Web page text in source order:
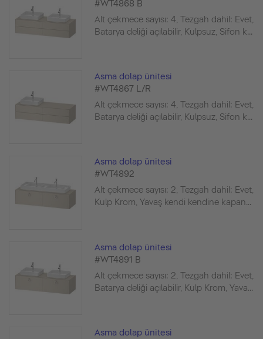
#WT4868 B
Alt çekmece sayısı: 4, Tezgah dahil: Evet,
Batarya deliği açılabilir, Kulpsuz, Sifon k...
Asma dolap ünitesi
#WT4867 L/R
Alt çekmece sayısı: 4, Tezgah dahil: Evet,
Batarya deliği açılabilir, Kulpsuz, Sifon k...
Asma dolap ünitesi
#WT4892
Alt çekmece sayısı: 2, Tezgah dahil: Evet,
Kulp Krom, Yavaş kendi kendine kapan...
Asma dolap ünitesi
#WT4891 B
Alt çekmece sayısı: 2, Tezgah dahil: Evet,
Batarya deliği açılabilir, Kulp Krom, Yava...
Asma dolap ünitesi